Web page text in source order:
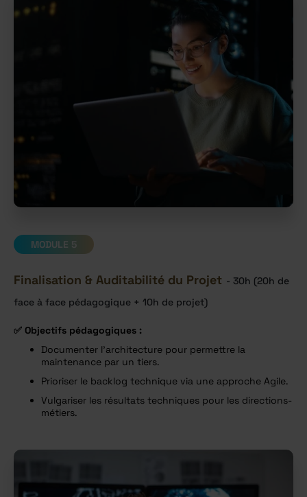
MODULE 5
Finalisation & Auditabilité du Projet - 30h (20h de
face à face pédagogique + 10h de projet)
✅ Objectifs pédagogiques :
Documenter l’architecture pour permettre la
maintenance par un tiers.
Prioriser le backlog technique via une approche Agile.
Vulgariser les résultats techniques pour les directions-
métiers.